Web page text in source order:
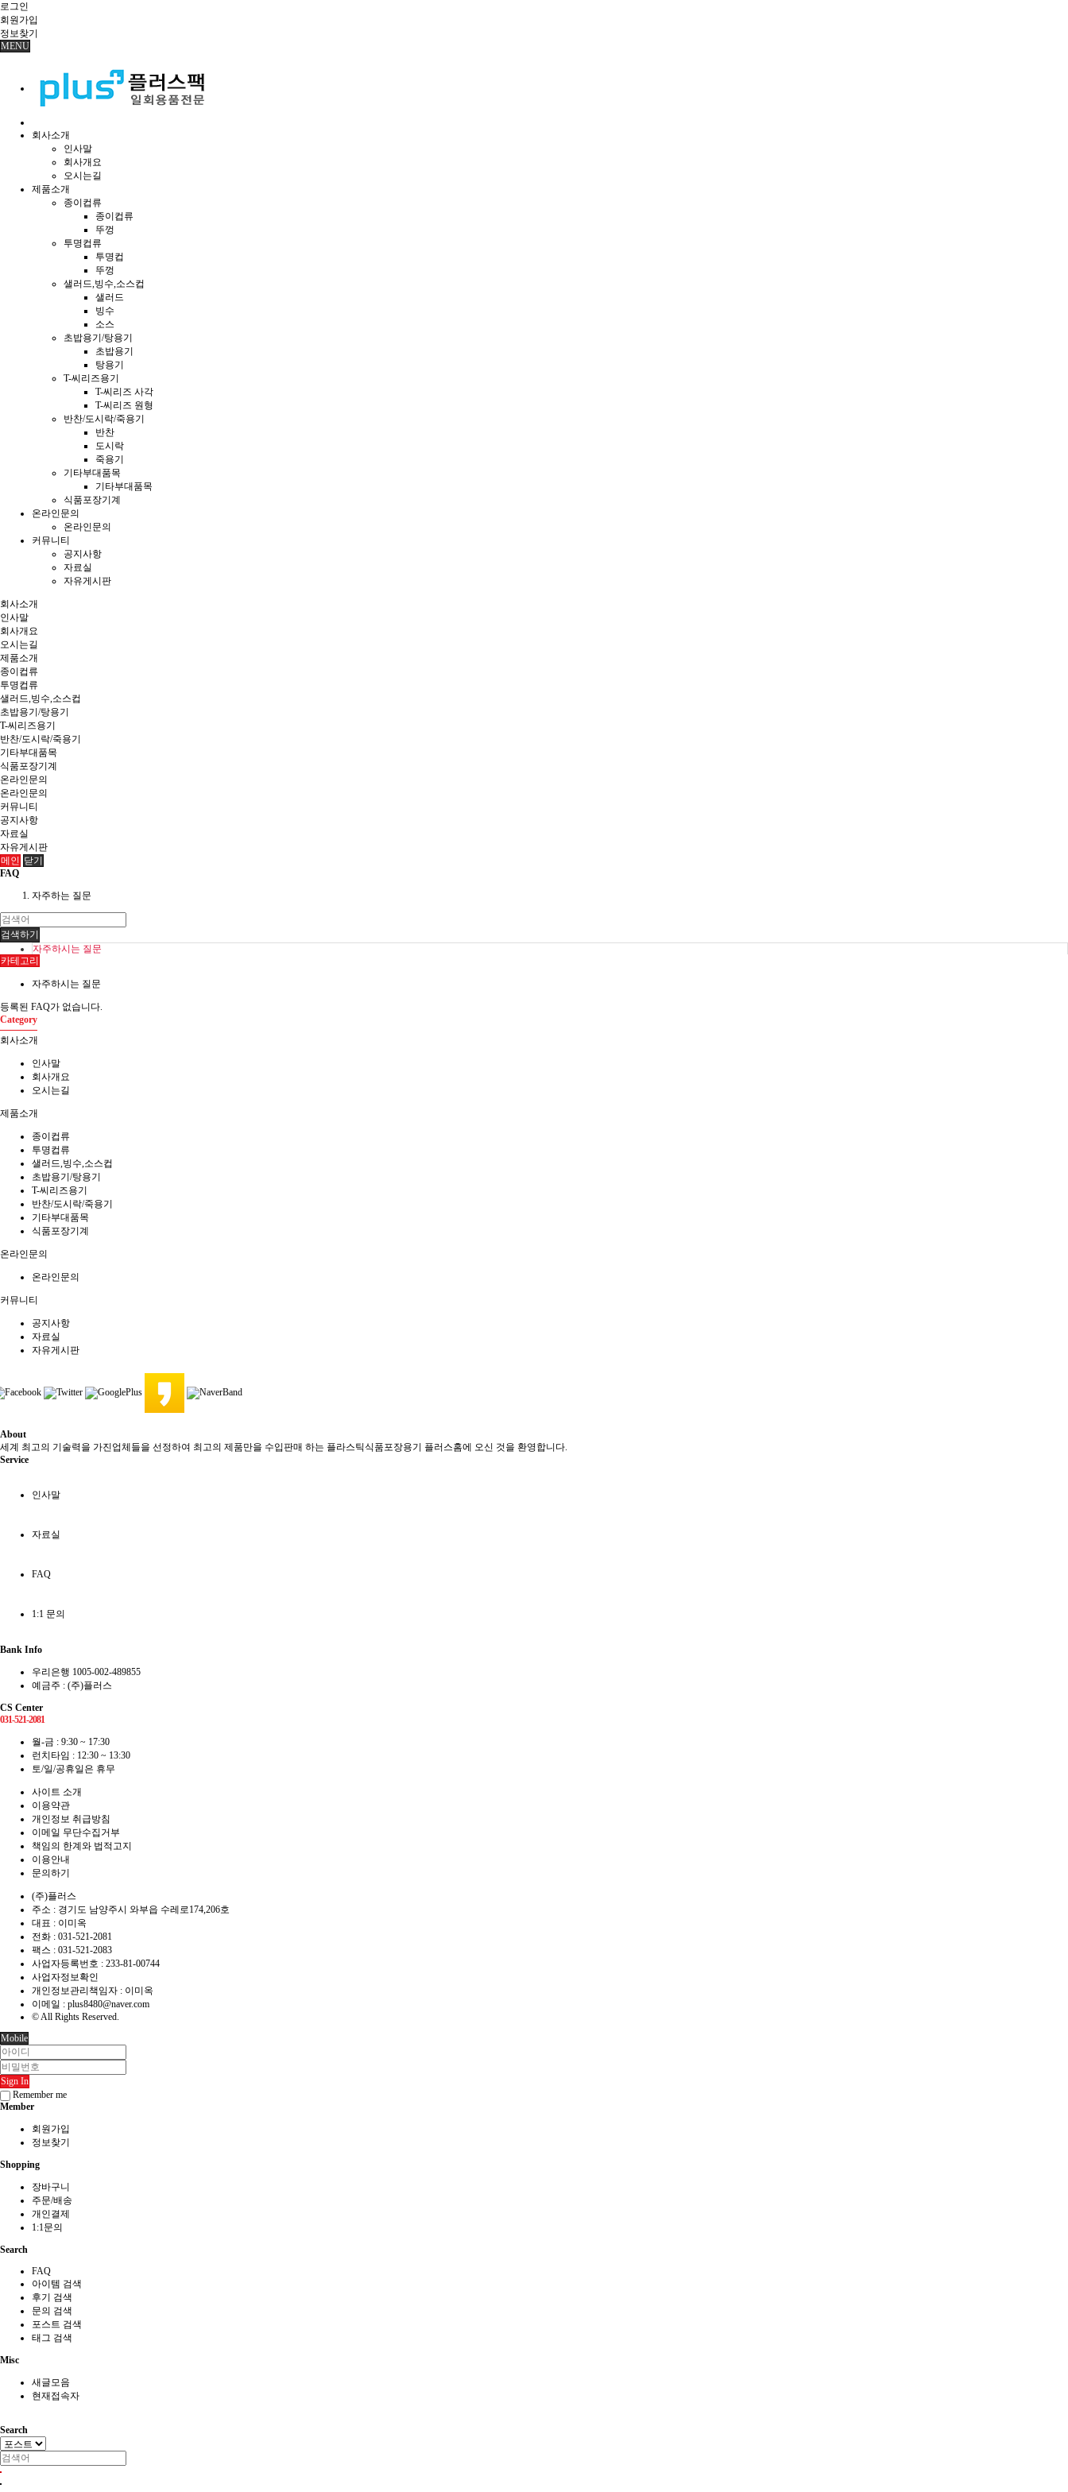
로그인
회원 가입
정보찾기
MENU
회사소개
인사말
회사개요
오시는길
제품소개
종이컵류
종이컵류
뚜껑
투명컵류
투명컵
뚜껑
샐러드,빙수,소스컵
샐러드
빙수
소스
초밥용기/탕용기
초밥용기
탕용기
T-씨리즈용기
T-씨리즈 사각
T-씨리즈 원형
반찬/도시락/죽용기
반찬
도시락
죽용기
기타부대품목
기타부대품목
식품포장기계
온라인문의
온라인문의
커뮤니티
공지사항
자료실
자유게시판
회사소개
인사말
회사개요
오시는길
제품소개
종이컵류
투명컵류
샐러드,빙수,소스컵
초밥용기/탕용기
T-씨리즈용기
반찬/도시락/죽용기
기타부대품목
식품포장기계
온라인문의
온라인문의
커뮤니티
공지사항
자료실
자유게시판
메인 닫기
FAQ
자주하는 질문
검색하기
자주하시는 질문
카테고리
자주하시는 질문
등록된 FAQ가 없습니다.
Category
회사소개
인사말
회사개요
오시는길
제품소개
종이컵류
투명컵류
샐러드,빙수,소스컵
초밥용기/탕용기
T-씨리즈용기
반찬/도시락/죽용기
기타부대품목
식품포장기계
온라인문의
온라인문의
커뮤니티
공지사항
자료실
자유게시판
About
세계 최고의 기술력을 가진업체들을 선정하여 최고의 제품만을 수입판매 하는 플라스틱식품포장용기 플러스홈에 오신 것을 환영합니다.
Service
인사말
자료실
FAQ
1:1 문의
Bank Info
우리은행 1005-002-489855
예금주 : (주)플러스
CS Center
031-521-2081
월-금 : 9:30 ~ 17:30
런치타임 : 12:30 ~ 13:30
토/일/공휴일은 휴무
사이트 소개
이용약관
개인정보 취급방침
이메일 무단수집거부
책임의 한계와 법적고지
이용안내
문의하기
(주)플러스
주소 : 경기도 남양주시 와부읍 수레로174,206호
대표 : 이미옥
전화 : 031-521-2081
팩스 : 031-521-2083
사업자등록번호 : 233-81-00744
사업자정보확인
개인정보관리책임자 : 이미옥
이메일 : plus8480@naver.com
© All Rights Reserved.
Mobile
Sign In
Remember me
Member
회원가입
정보찾기
Shopping
장바구니
주문/배송
개인결제
1:1문의
Search
FAQ
아이템 검색
후기 검색
문의 검색
포스트 검색
태그 검색
Misc
새글모음
현재접속자
Search